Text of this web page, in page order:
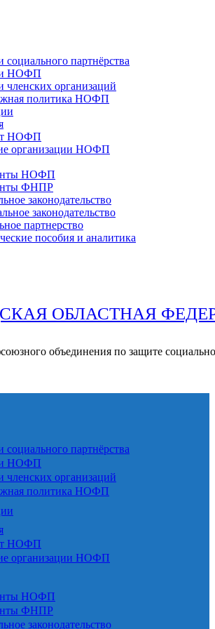
социального партнёрства
НОФП
членских организаций
политика НОФП
НОФП
организации НОФП
НОФП
ФНПР
законодательство
законодательство
партнерство
пособия и аналитика
ОБЛАСТНАЯ
объединения по защите
социального партнёрства
НОФП
членских организаций
политика НОФП
НОФП
организации НОФП
НОФП
ФНПР
законодательство